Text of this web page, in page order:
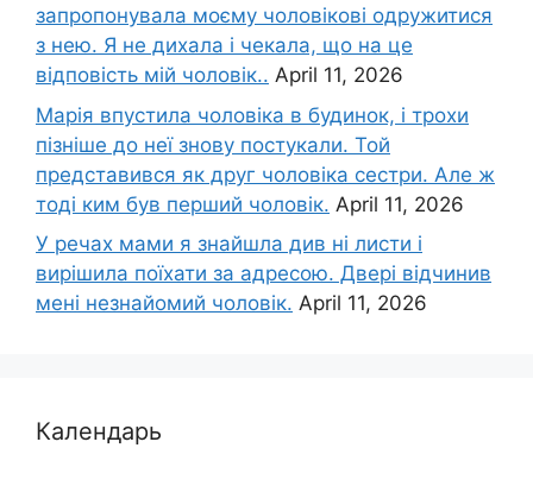
запропонувала моєму чоловікові одружитися
з нею. Я не дихала і чекала, що на це
відповість мій чоловік.. April 11, 2026
Марія впустила чоловіка в будинок, і трохи
пізніше до неї знову постукали. Той
представився як друг чоловіка сестри. Але ж
тоді ким був перший чоловік. April 11, 2026
У речах мами я знайшла див ні листи і
вирішила поїхати за адресою. Двері відчинив
мені незнайомий чоловік. April 11, 2026
Календарь